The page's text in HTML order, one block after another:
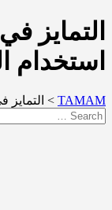
التمايز
استخدام
TAMAM
>